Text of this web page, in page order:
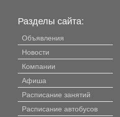
Разделы сайта:
Объявления
Новости
Компании
Афиша
Расписание занятий
Расписание автобусов